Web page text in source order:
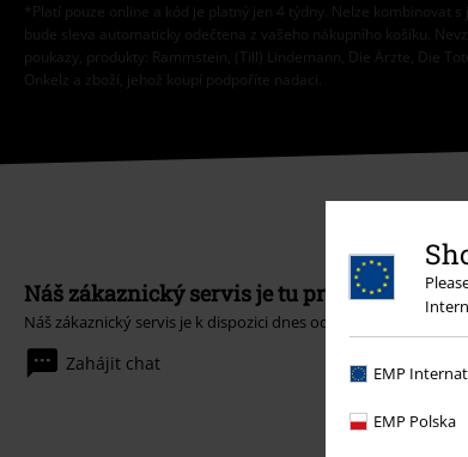
EMP
EMP Polska
*Platí pouze online a kód je platný jen 4 týdny. Nelze kombinovat
bude sleva automaticky odečtena z vašeho nákupního košíku.
poukazy, produkty: Rammstein, (Till) Lindemann, Die Ärzte, Die
Onkelz a zboží, jehož koupí podpoříte nadaci.
Náš zákaznický servis je tu pro vás
Náš zákaznický servis je k dispozici dnes od 09:00 hod do 17:00
Zahájit chat